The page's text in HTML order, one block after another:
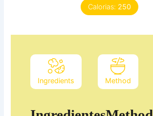
Calorias: 250
Ingredients Method